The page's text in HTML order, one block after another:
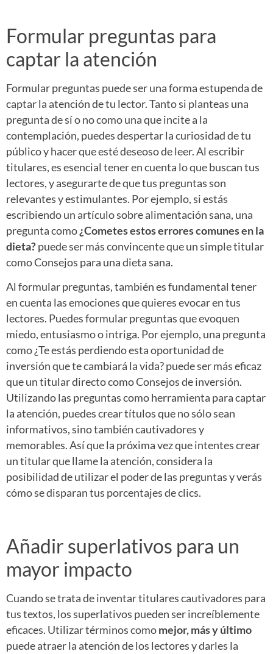
Formular preguntas para
captar la atención
Formular preguntas puede ser una forma estupenda de
captar la atención de tu lector. Tanto si planteas una
pregunta de sí o no como una que incite a la
contemplación, puedes despertar la curiosidad de tu
público y hacer que esté deseoso de leer. Al escribir
titulares, es esencial tener en cuenta lo que buscan tus
lectores, y asegurarte de que tus preguntas son
relevantes y estimulantes. Por ejemplo, si estás
escribiendo un artículo sobre alimentación sana, una
pregunta como¿Cometes estos errores comunes en la
dieta?puede ser más convincente que un simple titular
como Consejos para una dieta sana.
Al formular preguntas, también es fundamental tener
en cuenta las emociones que quieres evocar en tus
lectores. Puedes formular preguntas que evoquen
miedo, entusiasmo o intriga. Por ejemplo, una pregunta
como ¿Te estás perdiendo esta oportunidad de
inversión que te cambiará la vida? puede ser más eficaz
que un titular directo como Consejos de inversión.
Utilizando las preguntas como herramienta para captar
la atención, puedes crear títulos que no sólo sean
informativos, sino también cautivadores y
memorables. Así que la próxima vez que intentes crear
un titular que llame la atención, considera la
posibilidad de utilizar el poder de las preguntas y verás
cómo se disparan tus porcentajes de clics.
Añadir superlativos para un
mayor impacto
Cuando se trata de inventar titulares cautivadores para
tus textos, los superlativos pueden ser increíblemente
eficaces. Utilizar términos comomejor, más y último
puede atraer la atención de los lectores y darles la